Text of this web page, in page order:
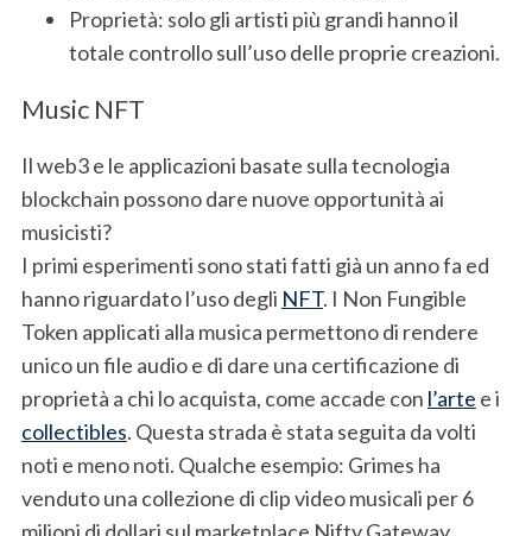
Proprietà: solo gli artisti più grandi hanno il
totale controllo sull’uso delle proprie creazioni.
Music NFT
Il web3 e le applicazioni basate sulla tecnologia
blockchain possono dare nuove opportunità ai
musicisti?
I primi esperimenti sono stati fatti già un anno fa ed
hanno riguardato l’uso degli NFT. I Non Fungible
Token applicati alla musica permettono di rendere
unico un file audio e di dare una certificazione di
proprietà a chi lo acquista, come accade con l’arte e i
collectibles. Questa strada è stata seguita da volti
noti e meno noti. Qualche esempio: Grimes ha
venduto una collezione di clip video musicali per 6